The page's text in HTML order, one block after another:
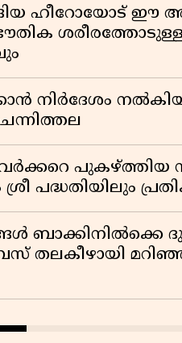
ഹീറോയോട്
നിർദേശം
പുകഴ്ത്തിയ
പദ്ധതിയിലും
ബാക്കിനിൽക്കെ
തലകീഴായി